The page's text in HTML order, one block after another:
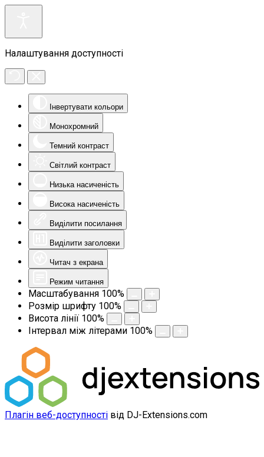
Налаштування доступності
Інвертувати кольори
Монохромний
Темний контраст
Світлий контраст
Низька насиченість
Висока насиченість
Виділити посилання
Виділити заголовки
Читач з екрана
Режим читання
Масштабування 100%
Розмір шрифту 100%
Висота лінії 100%
Інтервал між літерами 100%
Плагін веб-доступності від DJ-Extensions.com